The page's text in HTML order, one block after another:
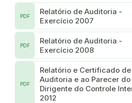
Relatório de Auditoria -
Exercício 2007
PDF
Relatório de Auditoria -
Exercício 2008
PDF
Relatório e Certificado de
Auditoria e ao Parecer do
Dirigente do Controle
2012
PDF